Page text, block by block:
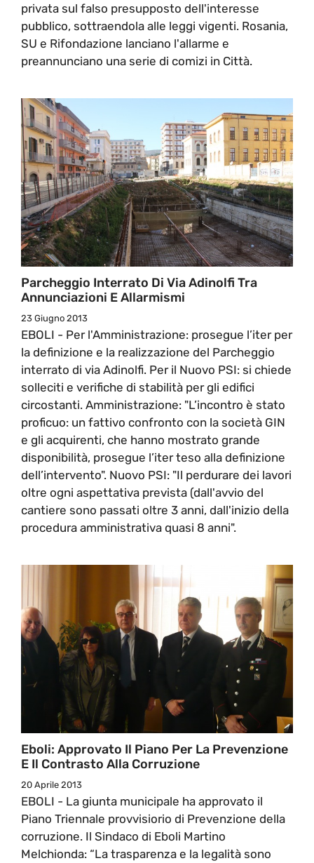
privata sul falso presupposto dell'interesse
pubblico, sottraendola alle leggi vigenti. Rosania,
SU e Rifondazione lanciano l'allarme e
preannunciano una serie di comizi in Città.
Parcheggio Interrato Di Via Adinolfi Tra
Annunciazioni E Allarmismi
23 Giugno 2013
EBOLI - Per l'Amministrazione: prosegue l’iter per
la definizione e la realizzazione del Parcheggio
interrato di via Adinolfi. Per il Nuovo PSI: si chiede
solleciti e verifiche di stabilità per gli edifici
circostanti. Amministrazione: "L’incontro è stato
proficuo: un fattivo confronto con la società GIN
e gli acquirenti, che hanno mostrato grande
disponibilità, prosegue l’iter teso alla definizione
dell’intervento". Nuovo PSI: "Il perdurare dei lavori
oltre ogni aspettativa prevista (dall'avvio del
cantiere sono passati oltre 3 anni, dall'inizio della
procedura amministrativa quasi 8 anni".
Eboli: Approvato Il Piano Per La Prevenzione
E Il Contrasto Alla Corruzione
20 Aprile 2013
EBOLI - La giunta municipale ha approvato il
Piano Triennale provvisiorio di Prevenzione della
corruzione. Il Sindaco di Eboli Martino
Melchionda: “La trasparenza e la legalità sono